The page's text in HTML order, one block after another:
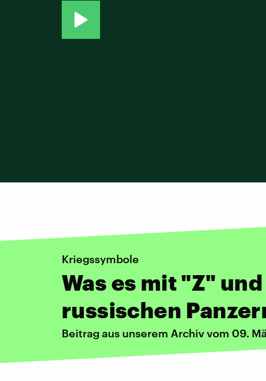
Kriegssymbole
Was es mit "Z"
russischen
Beitrag aus unserem Archiv vom 09.